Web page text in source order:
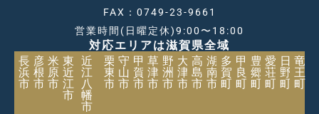
FAX：0749-23-9661
営業時間(日曜定休)9:00〜18:00
対応エリアは滋賀県全域
長
浜
市
彦
根
市
米
原
市
東
近
江
市
近
江
八
幡
市
栗
東
市
守
山
市
甲
賀
市
草
津
市
野
洲
市
大
津
市
高
島
市
湖
南
市
多
賀
町
甲
良
町
豊
郷
町
愛
荘
町
日
野
町
竜
王
町